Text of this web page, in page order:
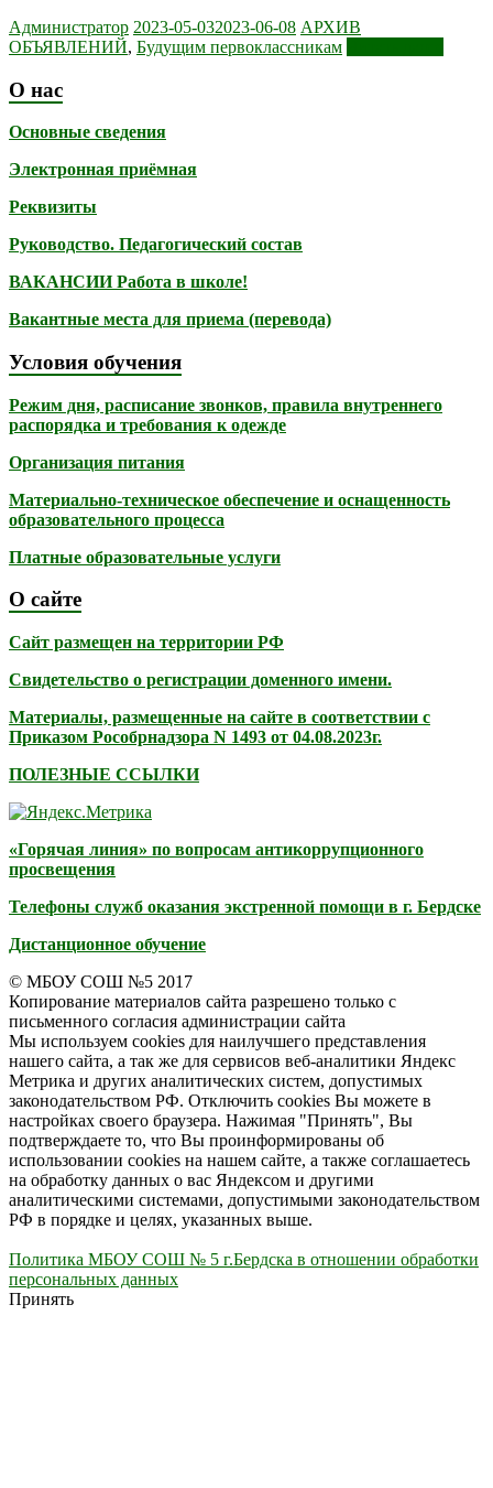
Администратор 2023-05-032023-06-08 АРХИВ
ОБЪЯВЛЕНИЙ, Будущим первоклассникам
О нас
Основные сведения
Электронная приёмная
Реквизиты
Руководство. Педагогический состав
ВАКАНСИИ Работа в школе!
Вакантные места для приема (перевода)
Условия обучения
Режим дня, расписание звонков, правила внутреннего
распорядка и требования к одежде
Организация питания
Материально-техническое обеспечение и оснащенность
образовательного процесса
Платные образовательные услуги
О сайте
Сайт размещен на территории РФ
Свидетельство о регистрации доменного имени.
Материалы, размещенные на сайте в соответствии с
Приказом Рособрнадзора N 1493 от 04.08.2023г.
ПОЛЕЗНЫЕ ССЫЛКИ
«Горячая линия» по вопросам антикоррупционного
просвещения
Телефоны служб оказания экстренной помощи в г. Бердске
Дистанционное обучение
© МБОУ СОШ №5 2017
Копирование материалов сайта разрешено только с
письменного согласия администрации сайта
Мы используем cookies для наилучшего представления
нашего сайта, а так же для сервисов веб-аналитики Яндекс
Метрика и других аналитических систем, допустимых
законодательством РФ. Отключить cookies Вы можете в
настройках своего браузера. Нажимая "Принять", Вы
подтверждаете то, что Вы проинформированы об
использовании cookies на нашем сайте, а также соглашаетесь
на обработку данных о вас Яндексом и другими
аналитическими системами, допустимыми законодательством
РФ в порядке и целях, указанных выше.
Политика МБОУ СОШ № 5 г.Бердска в отношении обработки
персональных данных
Принять